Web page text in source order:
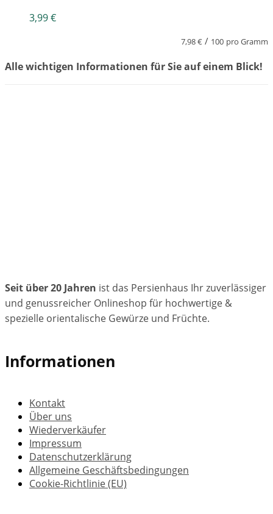
3,99€
7,98€ / 100 pro Gramm
Alle wichtigen Informationen für Sie auf einem Blick!
Seit über 20 Jahren ist das Persienhaus Ihr zuverlässiger
und genussreicher Onlineshop für hochwertige &
spezielle orientalische Gewürze und Früchte.
Informationen
Kontakt
Über uns
Wiederverkäufer
Impressum
Datenschutzerklärung
Allgemeine Geschäftsbedingungen
Cookie-Richtlinie (EU)